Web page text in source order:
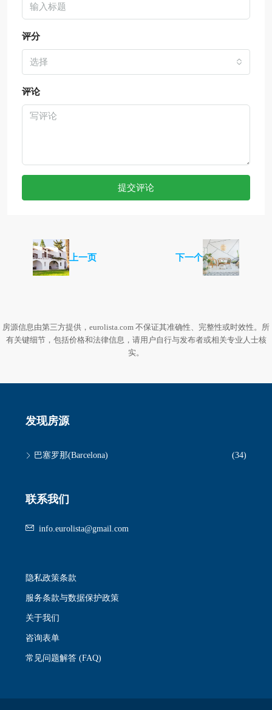
评分
选择
评论
提交评论
上一页 下一个
房源信息由第三方提供，eurolista.com 不保证其准确性、完整性或时效性。所
有关键细节，包括价格和法律信息，请用户自行与发布者或相关专业人士核
实。
发现房源
巴塞罗那(Barcelona) (34)
联系我们
info.eurolista@gmail.com
隐私政策条款
服务条款与数据保护政策
关于我们
咨询表单
常见问题解答 (FAQ)